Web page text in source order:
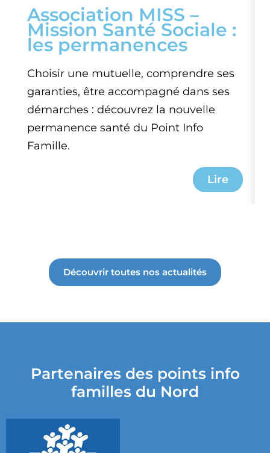
Association MISS –
Mission Santé Sociale :
les permanences
Choisir une mutuelle, comprendre ses
garanties, être accompagné dans ses
démarches : découvrez la nouvelle
permanence santé du Point Info
Famille.
Lire
Découvrir toutes nos actualités
Partenaires des points info
familles du Nord